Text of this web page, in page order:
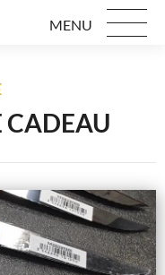
MENU
CADEAU